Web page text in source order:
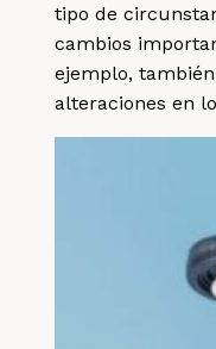
tipo de
cambios
ejemplo,
alteraciones en